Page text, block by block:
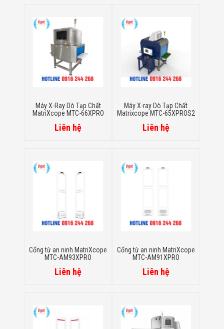
Giày Da, Túi
Dự Án Triển
Thủy Sản
Dự Án Ngành
Công An - Quân
Máy
Dự Án Kho
Tin Tuyển Dụng
Liên Hệ
Máy X-Ray Dò Tạp Chất
MatriXcope MTC-66XPRO
Liên hệ
Máy X-ray Dò Tạp Chất
Matrixcope MTC-65XPROS2
Liên hệ
Cổng từ an ninh MatriXcope
MTC-AM93XPRO
Liên hệ
Cổng từ an ninh MatriXcope
MTC-AM91XPRO
Liên hệ